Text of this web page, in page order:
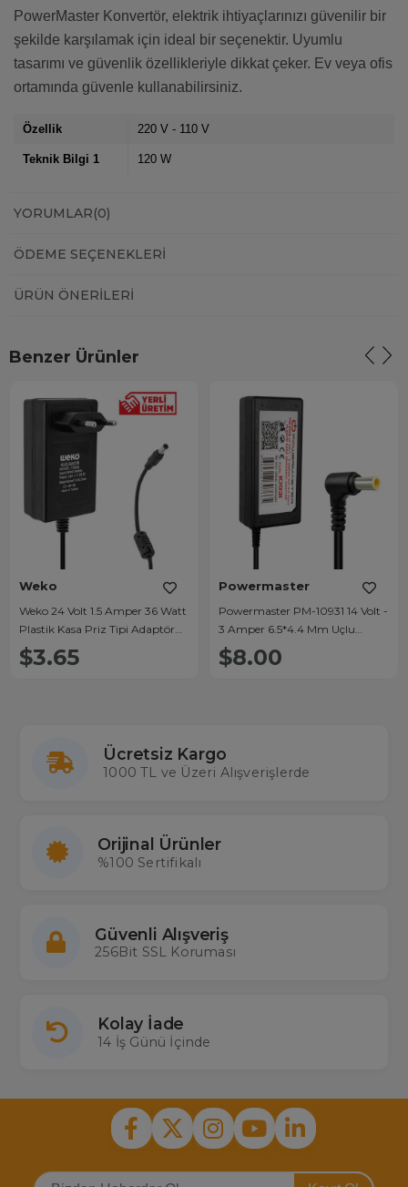
PowerMaster Konvertör, elektrik ihtiyaçlarınızı güvenilir bir
şekilde karşılamak için ideal bir seçenektir. Uyumlu
tasarımı ve güvenlik özellikleriyle dikkat çeker. Ev veya ofis
ortamında güvenle kullanabilirsiniz.
Özellik 220 V - 110 V
Teknik Bilgi 1 120 W
YORUMLAR(0)
ÖDEME SEÇENEKLERI
ÜRÜN ÖNERILERI
Benzer Ürünler
Weko
Weko 24 Volt 1.5 Amper 36 Watt
Plastik Kasa Priz Tipi Adaptör
(5.5x2.5 Uçlu)
$3.65
Powermaster
Powermaster PM-10931 14 Volt -
3 Amper 6.5*4.4 Mm Uçlu
Plastik Kasa Masaüstü Adaptör
(Samsung Monitör)
$8.00
Ücretsiz Kargo
1000 TL ve Üzeri Alışverişlerde
Orijinal Ürünler
%100 Sertifikalı
Güvenli Alışveriş
256Bit SSL Koruması
Kolay İade
14 İş Günü İçinde